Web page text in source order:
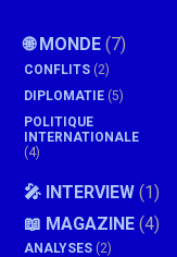
🌐 MONDE (7)
CONFLITS (2)
DIPLOMATIE (5)
POLITIQUE
INTERNATIONALE
(4)
🎤 INTERVIEW (1)
📖 MAGAZINE (4)
ANALYSES (2)